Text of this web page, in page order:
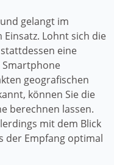
gelangt im
Lohnt sich die
eine
Smartphone
geografischen
können Sie die
berechnen lassen.
mit dem Blick
der Empfang optimal